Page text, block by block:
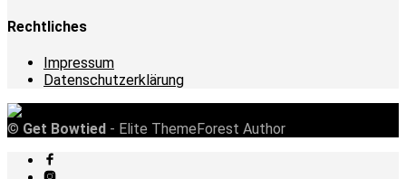
Rechtliches
Impressum
Datenschutzerklärung
© Get Bowtied - Elite ThemeForest Author